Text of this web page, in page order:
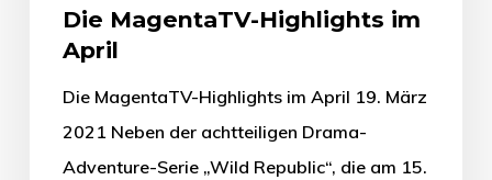
Die MagentaTV-Highlights im
April
Die MagentaTV-Highlights im April 19. März
2021 Neben der achtteiligen Drama-
Adventure-Serie „Wild Republic“, die am 15.